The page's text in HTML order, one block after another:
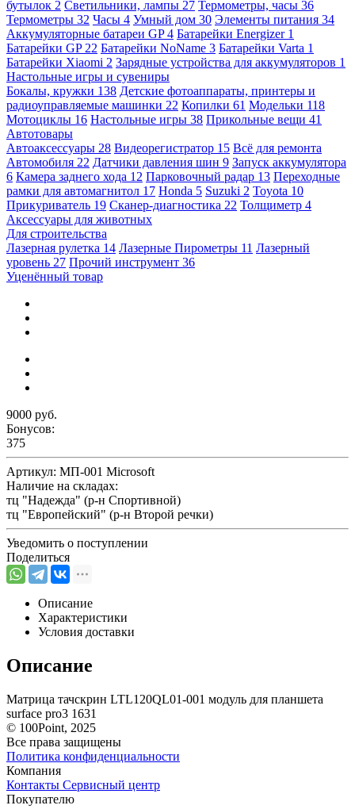
бутылок 2 Светильники, лампы 27 Термометры, часы 36
Термометры 32 Часы 4 Умный дом 30 Элементы питания 34
Аккумуляторные батареи GP4 Батарейки Energizer 1
Батарейки GP 22 Батарейки NoName 3 Батарейки Varta 1
Батарейки Xiaomi 2 Зарядные устройства для аккумуляторов 1
Настольные игры и сувениры
Бокалы, кружки 138 Детские фотоаппараты, принтеры и
радиоуправляемые машинки 22 Копилки 61 Модельки 118
Мотоциклы 16 Настольные игры 38 Прикольные вещи 41
Автотовары
Автоаксессуары 28 Видеорегистратор 15 Всё для ремонта
Автомобиля 22 Датчики давления шин 9 Запуск аккумулятора
6 Камера заднего хода 12 Парковочный радар 13 Переходные
рамки для автомагнитол 17 Honda 5 Suzuki 2 Toyota 10
Прикуриватель 19 Сканер-диагностика 22 Толщиметр 4
Аксессуары для животных
Для строительства
Лазерная рулетка 14 Лазерные Пирометры 11 Лазерный
уровень 27 Прочий инструмент 36
Уценённый товар
9000 руб.
Бонусов:
375
Артикул: МП-001 Microsoft
Наличие на складах:
тц "Надежда" (р-н Спортивной)
тц "Европейский" (р-н Второй речки)
Уведомить о поступлении
Поделиться
Описание
Характеристики
Условия доставки
Описание
Матрица тачскрин LTL120QL01-001 модуль для планшета
surface pro3 1631
© 100Point, 2025
Все права защищены
Политика конфиденциальности
Компания
Контакты Сервисный центр
Покупателю